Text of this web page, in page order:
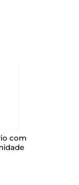
com